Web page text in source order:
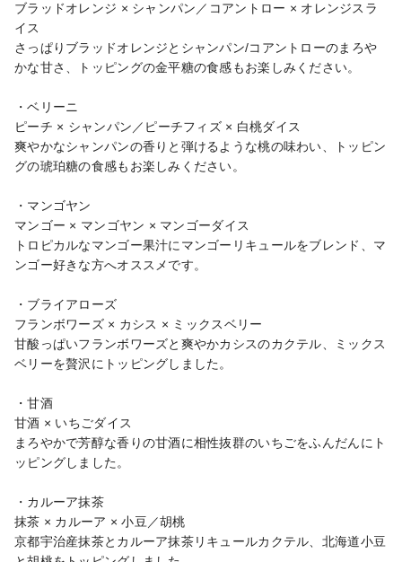
ブラッドオレンジ × シャンパン／コアントロー × オレンジスラ
イス
さっぱりブラッドオレンジとシャンパン/コアントローのまろや
かな甘さ、トッピングの金平糖の食感もお楽しみください。
・ベリーニ
ピーチ × シャンパン／ピーチフィズ × 白桃ダイス
爽やかなシャンパンの香りと弾けるような桃の味わい、トッピン
グの琥珀糖の食感もお楽しみください。
・マンゴヤン
マンゴー × マンゴヤン × マンゴーダイス
トロピカルなマンゴー果汁にマンゴーリキュールをブレンド、マ
ンゴー好きな方へオススメです。
・ブライアローズ
フランボワーズ × カシス × ミックスベリー
甘酸っぱいフランボワーズと爽やかカシスのカクテル、ミックス
ベリーを贅沢にトッピングしました。
・甘酒
甘酒 × いちごダイス
まろやかで芳醇な香りの甘酒に相性抜群のいちごをふんだんにト
ッピングしました。
・カルーア抹茶
抹茶 × カルーア × 小豆／胡桃
京都宇治産抹茶とカルーア抹茶リキュールカクテル、北海道小豆